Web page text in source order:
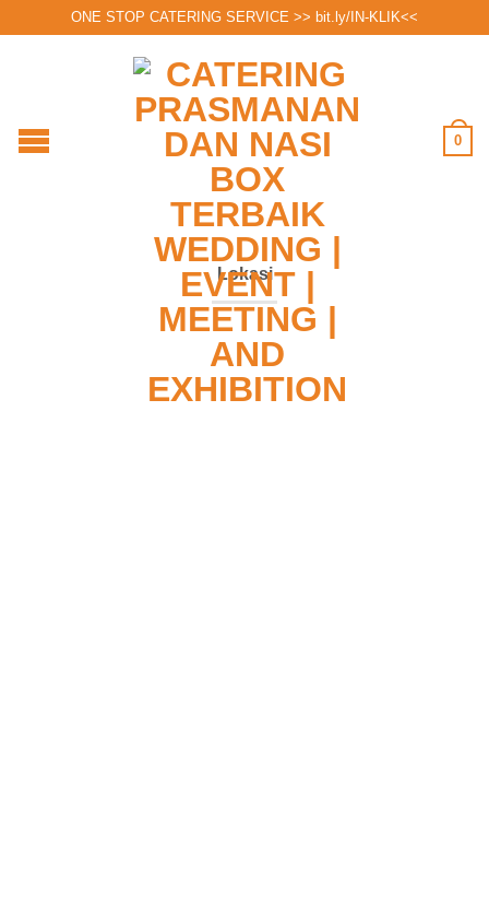
ONE STOP CATERING SERVICE >> bit.ly/IN-KLIK<<
0
Lokasi